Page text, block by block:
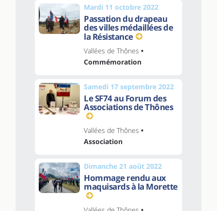
Mardi 11 octobre 2022
Passation du drapeau
des villes médaillées de
la Résistance
Vallées de Thônes •
Commémoration
Samedi 17 septembre 2022
Le SF74 au Forum des
Associations de Thônes
Vallées de Thônes •
Association
Dimanche 21 août 2022
Hommage rendu aux
maquisards à la Morette